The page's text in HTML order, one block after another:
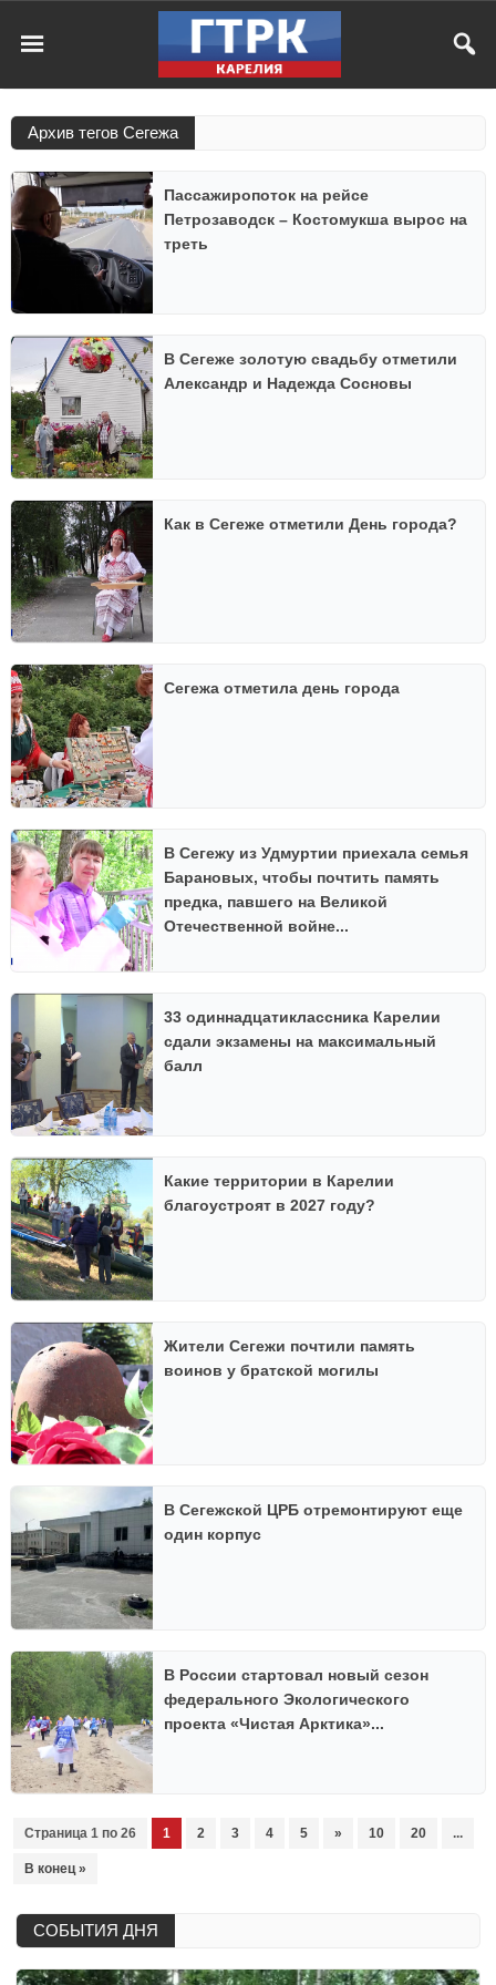
Архив тегов Сегежа
Пассажиропоток на рейсе
Петрозаводск – Костомукша вырос на
треть
В Сегеже золотую свадьбу отметили
Александр и Надежда Сосновы
Как в Сегеже отметили День города?
Сегежа отметила день города
В Сегежу из Удмуртии приехала семья
Барановых, чтобы почтить память
предка, павшего на Великой
Отечественной войне...
33 одиннадцатиклассника Карелии
сдали экзамены на максимальный
балл
Какие территории в Карелии
благоустроят в 2027 году?
Жители Сегежи почтили память
воинов у братской могилы
В Сегежской ЦРБ отремонтируют еще
один корпус
В России стартовал новый сезон
федерального Экологического
проекта «Чистая Арктика»...
Страница 1 по 26 1 2 3 4 5 » 10 20 ...
В конец »
СОБЫТИЯ ДНЯ